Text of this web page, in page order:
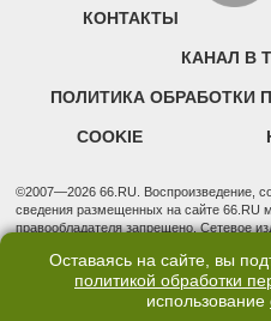
КОНТАКТЫ
КАНАЛ В
ПОЛИТИКА ОБРАБОТКИ
COOKIE
©2007—2026 66.RU. Воспроизведение,
сведения размещенных на сайте 66.RU
правообладателя запрещено. Сетевое
надзору в сфере связи,
(Роскомнадзор). Регистрационный
Учредитель: Общество с ограниченной
Оставаясь на сайте, вы
политикой обработки
использование